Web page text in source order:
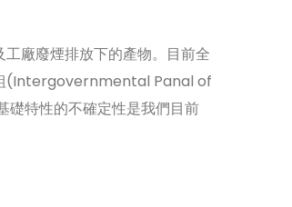
廠廢煙排放下的產物。目前全
(Intergovernmental Panal of
特性的不確定性是我們目前